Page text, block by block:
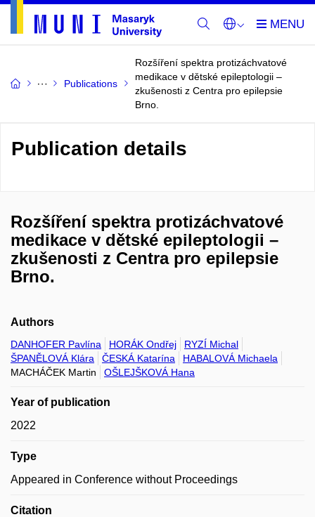
Publications
Rozšíření spektra protizáchvatové
medikace v dětské epileptologii –
zkušenosti z Centra pro epilepsie
Brno.
Publication details
Rozšíření spektra protizáchvatové
medikace v dětské epileptologii –
zkušenosti z Centra pro epilepsie
Brno.
Authors
DANHOFER Pavlína HORÁK Ondřej
RYZÍ Michal
ŠPANĚLOVÁ Klára
ČESKÁ Katarína
HABALOVÁ Michaela
MACHÁČEK Martin
OŠLEJŠKOVÁ Hana
Year of publication
2022
Type
Appeared in Conference without Proceedings
Citation